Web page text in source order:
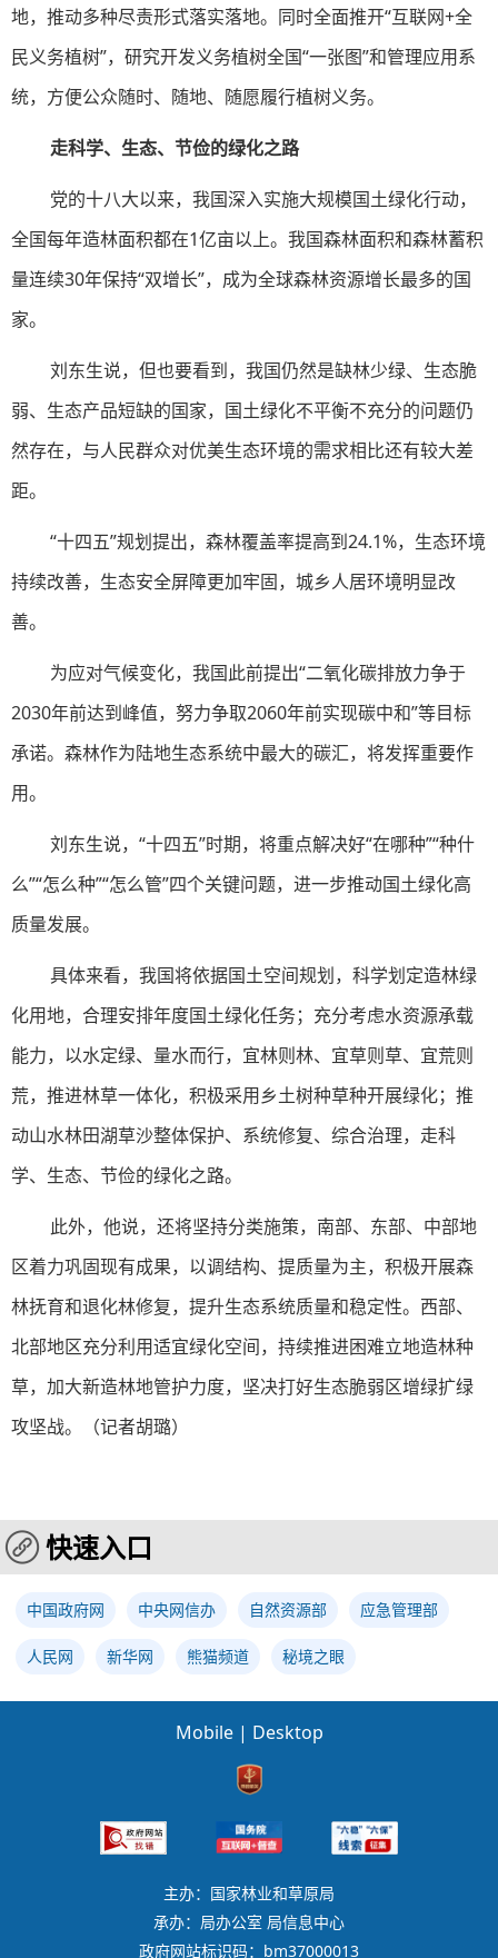
地，推动多种尽责形式落实落地。同时全面推开“互联网+全
民义务植树”，研究开发义务植树全国“一张图”和管理应用系
统，方便公众随时、随地、随愿履行植树义务。
走科学、生态、节俭的绿化之路
党的十八大以来，我国深入实施大规模国土绿化行动，
全国每年造林面积都在1亿亩以上。我国森林面积和森林蓄积
量连续30年保持“双增长”，成为全球森林资源增长最多的国
家。
刘东生说，但也要看到，我国仍然是缺林少绿、生态脆
弱、生态产品短缺的国家，国土绿化不平衡不充分的问题仍
然存在，与人民群众对优美生态环境的需求相比还有较大差
距。
“十四五”规划提出，森林覆盖率提高到24.1%，生态环境
持续改善，生态安全屏障更加牢固，城乡人居环境明显改
善。
为应对气候变化，我国此前提出“二氧化碳排放力争于
2030年前达到峰值，努力争取2060年前实现碳中和”等目标
承诺。森林作为陆地生态系统中最大的碳汇，将发挥重要作
用。
刘东生说，“十四五”时期，将重点解决好“在哪种”“种什
么”“怎么种”“怎么管”四个关键问题，进一步推动国土绿化高
质量发展。
具体来看，我国将依据国土空间规划，科学划定造林绿
化用地，合理安排年度国土绿化任务；充分考虑水资源承载
能力，以水定绿、量水而行，宜林则林、宜草则草、宜荒则
荒，推进林草一体化，积极采用乡土树种草种开展绿化；推
动山水林田湖草沙整体保护、系统修复、综合治理，走科
学、生态、节俭的绿化之路。
此外，他说，还将坚持分类施策，南部、东部、中部地
区着力巩固现有成果，以调结构、提质量为主，积极开展森
林抚育和退化林修复，提升生态系统质量和稳定性。西部、
北部地区充分利用适宜绿化空间，持续推进困难立地造林种
草，加大新造林地管护力度，坚决打好生态脆弱区增绿扩绿
攻坚战。（记者胡璐）
快速入口
中国政府网 中央网信办 自然资源部 应急管理部
人民网 新华网 熊猫频道 秘境之眼
Mobile | Desktop
主办：国家林业和草原局
承办：局办公室 局信息中心
政府网站标识码：bm37000013